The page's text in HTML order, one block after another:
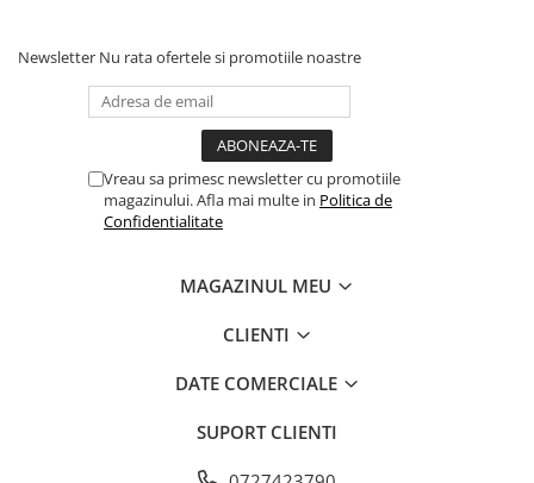
Newsletter Nu rata ofertele si promotiile noastre
Vreau sa primesc newsletter cu promotiile
magazinului. Afla mai multe in Politica de
Confidentialitate
MAGAZINUL MEU
CLIENTI
DATE COMERCIALE
SUPORT CLIENTI